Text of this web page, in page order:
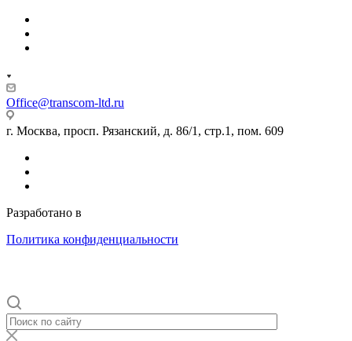
Office@transcom-ltd.ru
г. Москва, просп. Рязанский, д. 86/1, стр.1, пом. 609
Разработано в
Политика конфиденциальности